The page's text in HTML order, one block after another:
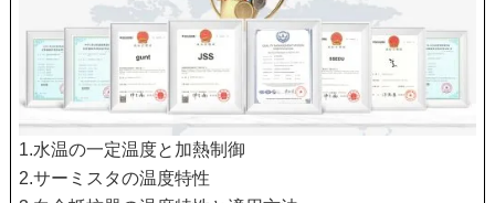
1.水温の一定温度と加熱制御
2.サーミスタの温度特性